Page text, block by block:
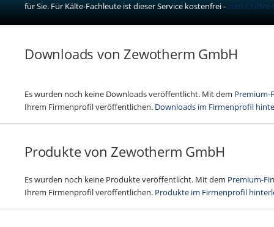
für Sie. Für Kälte-Fachleute ist dieser Service kostenfrei -zum
Downloads von Zewotherm GmbH
Es wurden noch keine Downloads veröffentlicht. Mit dem Premium-
Ihrem Firmenprofil veröffentlichen. Downloads im Firmenprofil
Produkte von Zewotherm GmbH
Es wurden noch keine Produkte veröffentlicht. Mit dem Premium-
Ihrem Firmenprofil veröffentlichen. Produkte im Firmenprofil